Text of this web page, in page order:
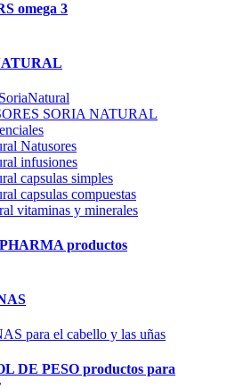
omega 3
SORIA NATURAL
Natusores
infusiones
capsulas simples
capsulas compuestas
vitaminas y minerales
productos
para el cabello y las uñas
DE PESO productos para